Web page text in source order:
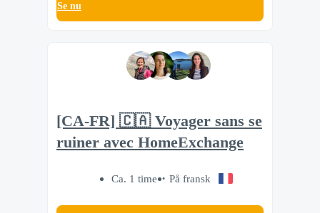
Se nu
[CA-FR] 🇨🇦 Voyager sans se
ruiner avec HomeExchange
Ca. 1 time På fransk